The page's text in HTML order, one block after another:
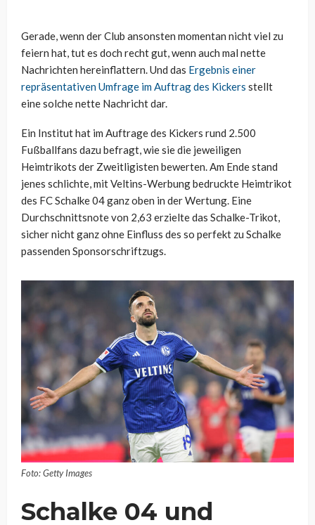
Gerade, wenn der Club ansonsten momentan nicht viel zu
feiern hat, tut es doch recht gut, wenn auch mal nette
Nachrichten hereinflattern. Und das Ergebnis einer
repräsentativen Umfrage im Auftrag des Kickers stellt
eine solche nette Nachricht dar.
Ein Institut hat im Auftrage des Kickers rund 2.500
Fußballfans dazu befragt, wie sie die jeweiligen
Heimtrikots der Zweitligisten bewerten. Am Ende stand
jenes schlichte, mit Veltins-Werbung bedruckte Heimtrikot
des FC Schalke 04 ganz oben in der Wertung. Eine
Durchschnittsnote von 2,63 erzielte das Schalke-Trikot,
sicher nicht ganz ohne Einfluss des so perfekt zu Schalke
passenden Sponsorschriftzugs.
Foto: Getty Images
Schalke 04 und